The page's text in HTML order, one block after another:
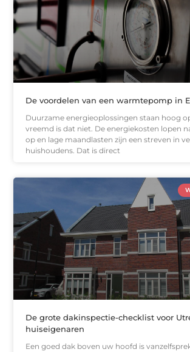
De voordelen van een warmtepomp in
Duurzame energieoplossingen staan hoog
vreemd is dat niet. De energiekosten lopen
op en lage maandlasten zijn een streven in
huishoudens. Dat is direct
De grote dakinspectie-checklist voor
huiseigenaren
Een goed dak boven uw hoofd is